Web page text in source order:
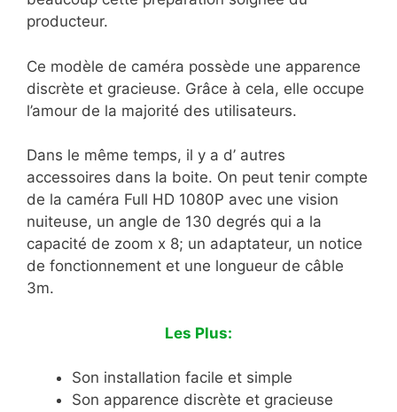
producteur.
Ce modèle de caméra possède une apparence
discrète et gracieuse. Grâce à cela, elle occupe
l’amour de la majorité des utilisateurs.
Dans le même temps, il y a d’ autres
accessoires dans la boite. On peut tenir compte
de la caméra Full HD 1080P avec une vision
nuiteuse, un angle de 130 degrés qui a la
capacité de zoom x 8; un adaptateur, un notice
de fonctionnement et une longueur de câble
3m.
Les Plus:
Son installation facile et simple
Son apparence discrète et gracieuse